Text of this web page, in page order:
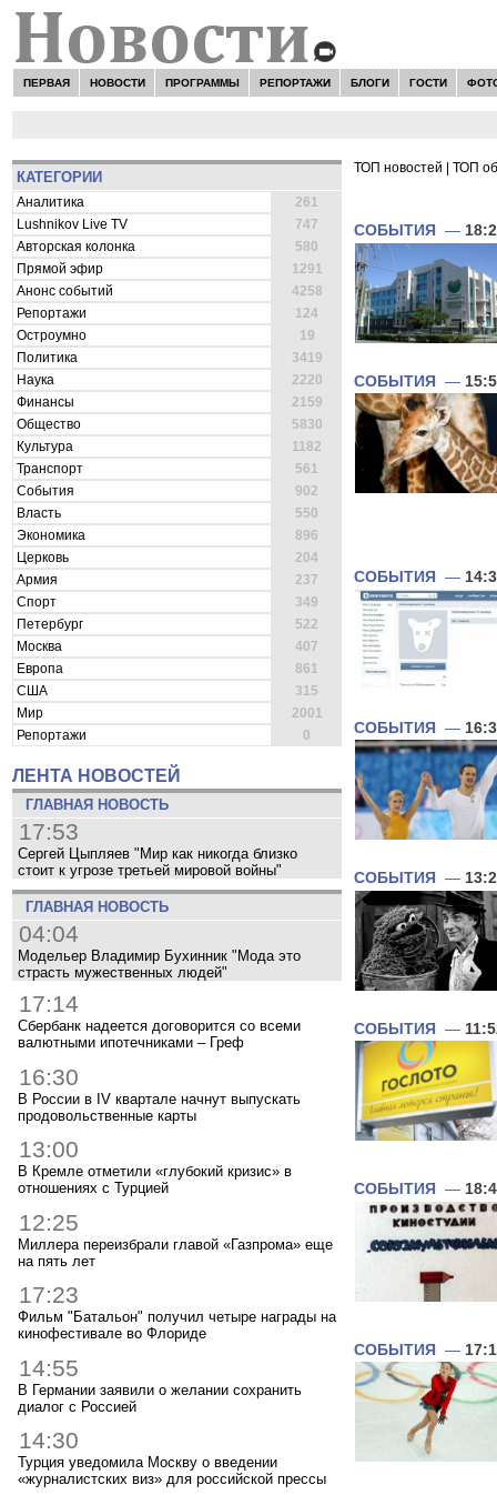
ПЕРВАЯ НОВОСТИ ПРОГРАММЫ РЕПОРТАЖИ БЛОГИ ГОСТИ
КАТЕГОРИИ
Аналитика
261
Lushnikov Live TV
747
Авторская колонка
580
Прямой эфир
1291
Анонс событий
4258
Репортажи
124
Остроумно
19
Политика
3419
Наука
2220
Финансы
2159
Общество
5830
Культура
1182
Транспорт
561
События
902
Власть
550
Экономика
896
Церковь
204
Армия
237
Спорт
349
Петербург
522
Москва
407
Европа
861
США
315
Мир
2001
Репортажи
0
ЛЕНТА НОВОСТЕЙ
ГЛАВНАЯ НОВОСТЬ
17:53
Сергей Цыпляев "Мир как никогда близко
стоит к угрозе третьей мировой войны"
ГЛАВНАЯ НОВОСТЬ
04:04
Модельер Владимир Бухинник "Мода это
страсть мужественных людей"
17:14
Сбербанк надеется договорится со всеми
валютными ипотечниками – Греф
16:30
В России в IV квартале начнут выпускать
продовольственные карты
13:00
В Кремле отметили «глубокий кризис» в
отношениях с Турцией
12:25
Миллера переизбрали главой «Газпрома» еще
на пять лет
17:23
Фильм "Батальон" получил четыре награды на
кинофестивале во Флориде
14:55
В Германии заявили о желании сохранить
диалог с Россией
14:30
Турция уведомила Москву о введении
«журналистских виз» для российской прессы
ТОП новостей ТОП
СОБЫТИЯ —
СОБЫТИЯ —
СОБЫТИЯ —
СОБЫТИЯ —
СОБЫТИЯ —
СОБЫТИЯ —
СОБЫТИЯ —
СОБЫТИЯ —